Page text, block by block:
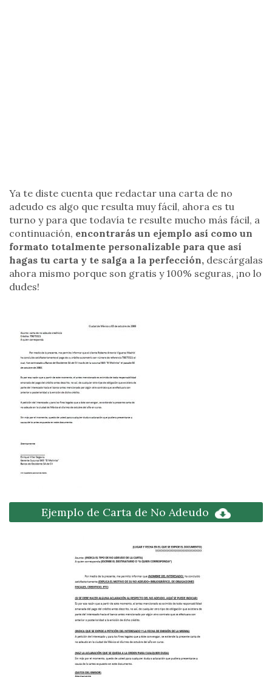
Ya te diste cuenta que redactar una carta de no
adeudo es algo que resulta muy fácil, ahora es tu
turno y para que todavía te resulte mucho más fácil, a
continuación, encontrarás un ejemplo así como un
formato totalmente personalizable para que así
hagas tu carta y te salga a la perfección, descárgalas
ahora mismo porque son gratis y 100% seguras, ¡no lo
dudes!
Ejemplo de Carta de No Adeudo